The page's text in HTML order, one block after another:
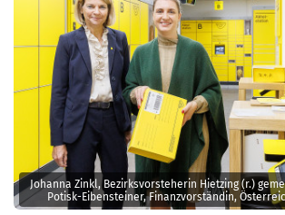
Johanna Zinkl, Bezirksvorsteherin Hietzing (r.)
Potisk-Eibensteiner, Finanzvorständin,